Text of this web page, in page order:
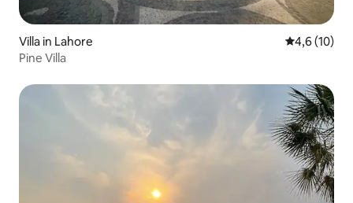
Villa in Lahore
4,6 (10)
Pine Villa